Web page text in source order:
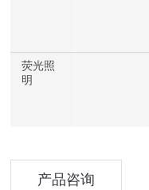
荧光照
明
产品咨询